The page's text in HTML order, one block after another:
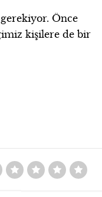
Önce
kişilere de bir